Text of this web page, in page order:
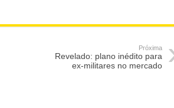
Próxima
Revelado: plano inédito para
ex-militares no mercado